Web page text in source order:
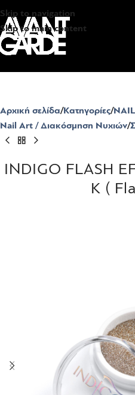
Skip to navigation
Skip to main content
Αρχική σελίδα Κατηγορίες
Nail Art / Διακόσμηση Νυχιών
INDIGO FLASH
K (